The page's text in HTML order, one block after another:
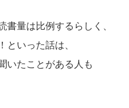
書量は比例するらしく、
といった話は、
いたことがある人も